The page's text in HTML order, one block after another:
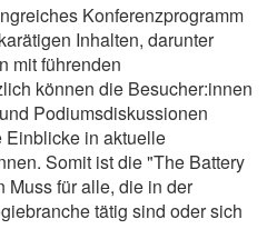
Konferenzprogramm
Inhalten, darunter
mit führenden
können die Besucher:innen
Podiumsdiskussionen
Einblicke in aktuelle
Somit ist die "The Battery
Muss für alle, die in der
tätig sind oder sich